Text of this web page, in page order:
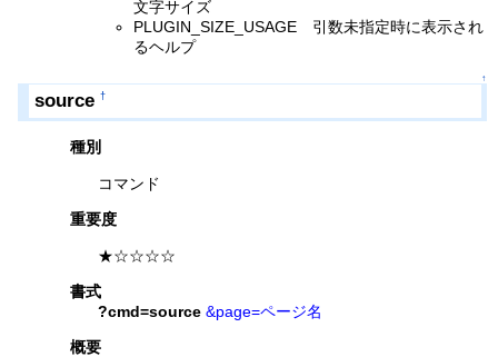
文字サイズ
PLUGIN_SIZE_USAGE 引数未指定時に表示され
るヘルプ
↑
source †
種別
コマンド
重要度
★☆☆☆☆
書式
?cmd=source &page=ページ名
概要